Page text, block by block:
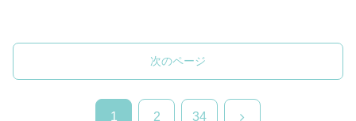
次のページ
1 2 34 次